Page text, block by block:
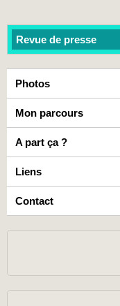
Revue de presse
Photos
Mon parcours
A part ça ?
Liens
Contact